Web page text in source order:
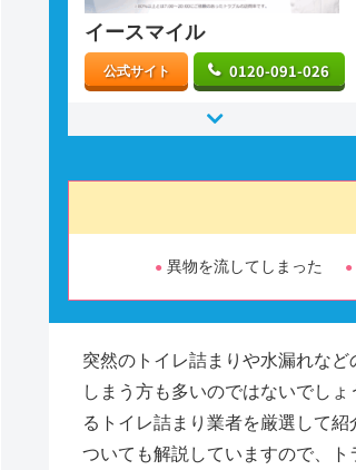
イースマイル
公式サイト 0120-091-026
異物を流してしまった
突然のトイレ詰まりや水漏れな
しまう方も多いのではないでし
るトイレ詰まり業者を厳選して
ついても解説していますので、ト